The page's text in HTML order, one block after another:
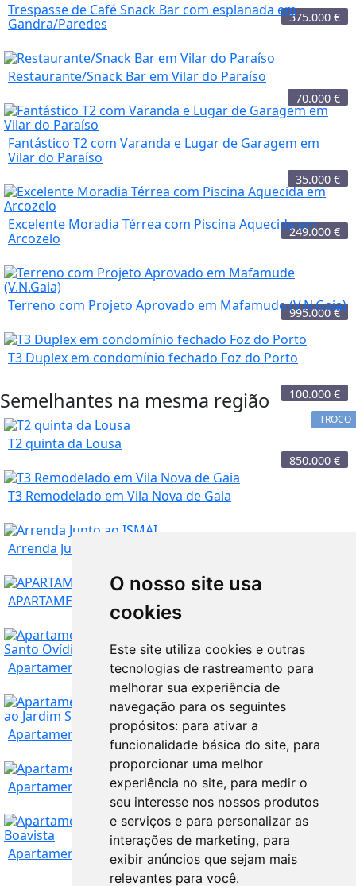
O nosso site usa
cookies
Este site utiliza cookies e outras
tecnologias de rastreamento para
melhorar sua experiência de
navegação para os seguintes
propósitos: para ativar a
funcionalidade básica do site, para
proporcionar uma melhor
experiência no site, para medir o
seu interesse nos nossos produtos
e serviços e para personalizar as
interações de marketing, para
exibir anúncios que sejam mais
relevantes para você.
375.000 €
Trespasse de Café Snack Bar com esplanada em
Gandra/Paredes
70.000 €
Restaurante/Snack Bar em Vilar do Paraíso
35.000 €
Fantástico T2 com Varanda e Lugar de Garagem em
Vilar do Paraíso
249.000 €
Excelente Moradia Térrea com Piscina Aquecida em
Arcozelo
995.000 €
Terreno com Projeto Aprovado em Mafamude (V.N.Gaia)
100.000 €
T3 Duplex em condomínio fechado Foz do Porto
850.000 €
Semelhantes na mesma região
T2 quinta da Lousa
TROCO
T3 Remodelado em Vila Nova de Gaia
Arrenda Junto ao ISMAI
Porto
APARTAMENTO T2 NO PORTO (AV. DA BOAVISTA).
Porto
Apartamento T2 com Varanda e Lugar de Garagem -...
Porto 365.000
Apartamento T2 transformado em T4, localizado j...
Porto 300.000
Apartamento T2 no Porto (Ramalde)
Apartamento T4+1 a poucos metros da Avenida da ...